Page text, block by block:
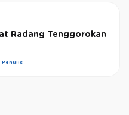
Radang Tenggorokan
Penulis